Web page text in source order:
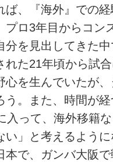
ば、『海外』での
プロ3年目からコン
分を見出してきた
れた21年頃から試
心を生んでいたが
う。また、時間が
入って、海外移籍
い」と考えるよう
本で、ガンバ大阪